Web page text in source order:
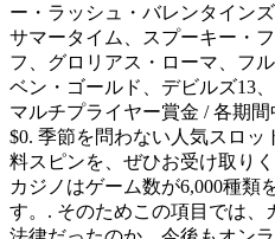
ー・ラッシュ・バレンタイン
サマータイム、スプーキー・
フ、グロリアス・ローマ、フ
ベン・ゴールド、デビルズ13
マルチプライヤー賞金 / 各期
$0. 季節を問わない人気スロ
料スピンを、ぜひお受け取り
カジノはゲーム数が6,000種類
す。. そのためこの項目では、